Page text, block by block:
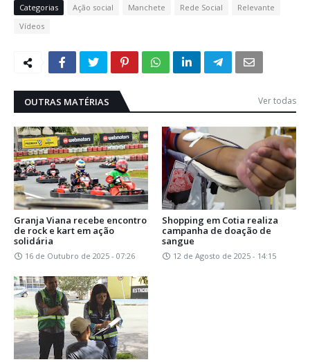
Categorias Ação social Manchete Rede Social
Relevante
Vídeos
OUTRAS MATÉRIAS Ver todas
Granja Viana recebe encontro
de rock e kart em ação
solidária
16 de Outubro de 2025 - 07:26
Shopping em Cotia realiza
campanha de doação de
sangue
12 de Agosto de 2025 - 14:15